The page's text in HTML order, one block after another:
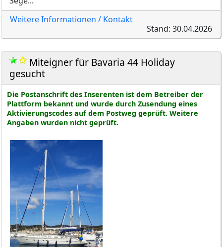
Weitere Informationen / Kontakt
Stand: 30.04.2026
Miteigner für Bavaria 44 Holiday
gesucht
Die Postanschrift des Inserenten ist dem Betreiber der
Plattform bekannt und wurde durch Zusendung eines
Aktivierungscodes auf dem Postweg geprüft. Weitere
Angaben wurden nicht geprüft.